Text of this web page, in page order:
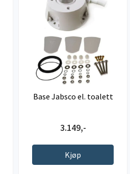
Base Jabsco el. toalett
3.149,-
Kjøp